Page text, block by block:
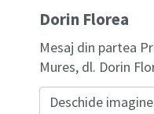
Dorin Florea
Mesaj din partea
Mures, dl. Dorin
Deschide